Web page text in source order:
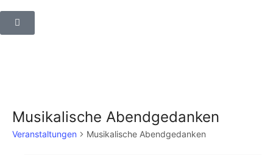
Musikalische Abendgedanken
Veranstaltungen Musikalische Abendgedanken